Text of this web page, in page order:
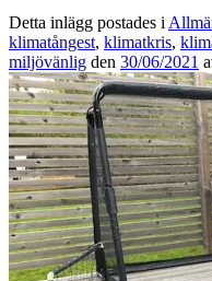
Detta inlägg postades i
klimatångest, klimatkris,
miljövänlig den 30/06/2021